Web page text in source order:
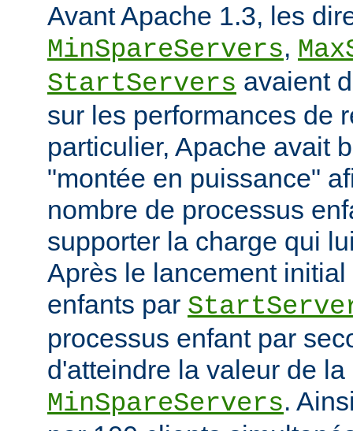
Avant Apache 1.3, les
MinSpareServers,
StartServers avaient
sur les performances de
particulier, Apache avait
"montée en puissance"
nombre de processus
supporter la charge qui
Après le lancement
enfants par
processus enfant par
d'atteindre la valeur de
MinSpareServers.